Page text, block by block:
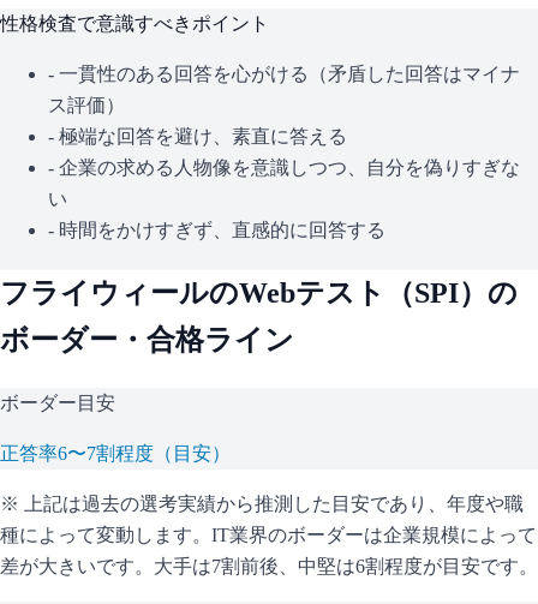
性格検査で意識すべきポイント
- 一貫性のある回答を心がける（矛盾した回答はマイナ
ス評価）
- 極端な回答を避け、素直に答える
- 企業の求める人物像を意識しつつ、自分を偽りすぎな
い
- 時間をかけすぎず、直感的に回答する
フライウィールのWebテスト（SPI）の
ボーダー・合格ライン
ボーダー目安
正答率6〜7割程度（目安）
※ 上記は過去の選考実績から推測した目安であり、年度や職
種によって変動します。 IT業界のボーダーは企業規模によって
差が大きいです。大手は7割前後、中堅は6割程度が目安です。